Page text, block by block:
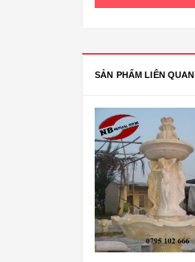
SẢN PHẨM LIÊN QUAN